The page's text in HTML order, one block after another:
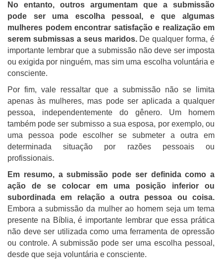
No entanto, outros argumentam que a submissão
pode ser uma escolha pessoal, e que algumas
mulheres podem encontrar satisfação e realização em
serem submissas a seus maridos. De qualquer forma, é
importante lembrar que a submissão não deve ser imposta
ou exigida por ninguém, mas sim uma escolha voluntária e
consciente.
Por fim, vale ressaltar que a submissão não se limita
apenas às mulheres, mas pode ser aplicada a qualquer
pessoa, independentemente do gênero. Um homem
também pode ser submisso a sua esposa, por exemplo, ou
uma pessoa pode escolher se submeter a outra em
determinada situação por razões pessoais ou
profissionais.
Em resumo, a submissão pode ser definida como a
ação de se colocar em uma posição inferior ou
subordinada em relação a outra pessoa ou coisa.
Embora a submissão da mulher ao homem seja um tema
presente na Bíblia, é importante lembrar que essa prática
não deve ser utilizada como uma ferramenta de opressão
ou controle. A submissão pode ser uma escolha pessoal,
desde que seja voluntária e consciente.